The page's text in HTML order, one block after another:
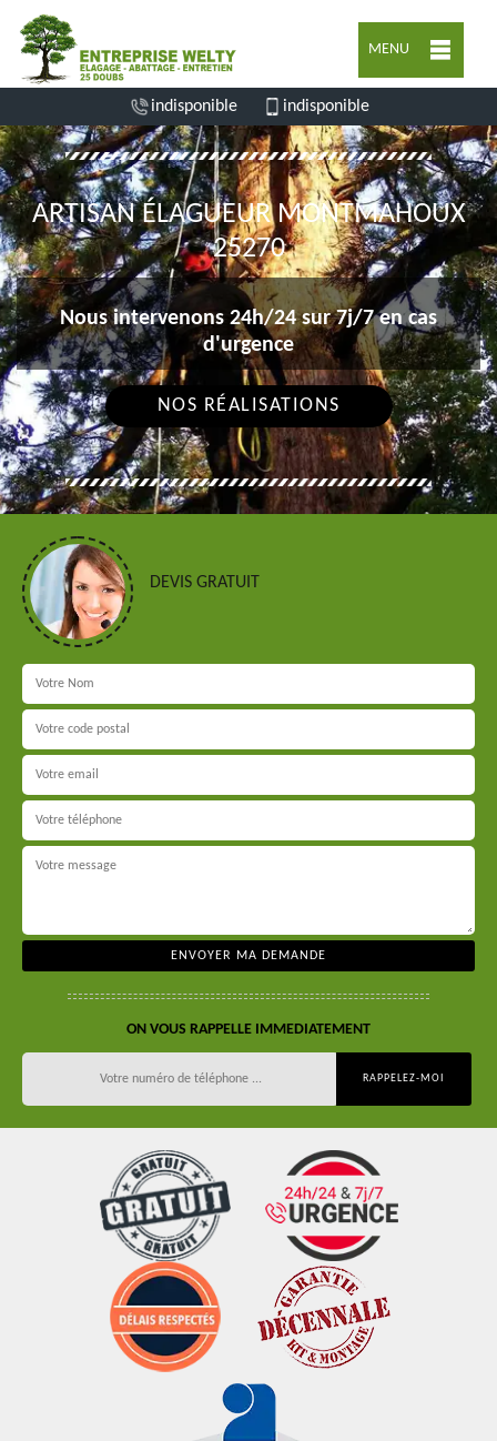
MENU
indisponible indisponible
ARTISAN ÉLAGUEUR MONTMAHOUX
25270
Nous intervenons 24h/24 sur 7j/7 en cas
d'urgence
NOS RÉALISATIONS
DEVIS GRATUIT
ON VOUS RAPPELLE IMMEDIATEMENT